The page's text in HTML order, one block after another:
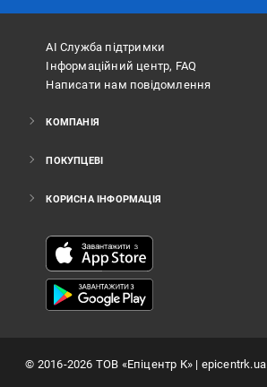
АІ Служба підтримки
Інформаційний центр, FAQ
Написати нам повідомлення
КОМПАНІЯ
ПОКУПЦЕВІ
КОРИСНА ІНФОРМАЦІЯ
© 2016-2026 ТОВ «Епіцентр К»| epicentrk.ua